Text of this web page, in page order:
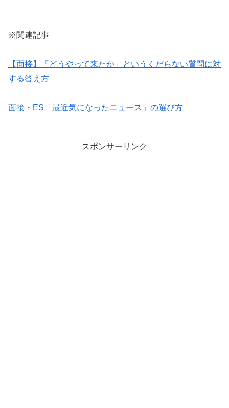
※関連記事
【面接】「どうやって来たか」というくだらない質問に対
する答え方
面接・ES「最近気になったニュース」の選び方
スポンサーリンク